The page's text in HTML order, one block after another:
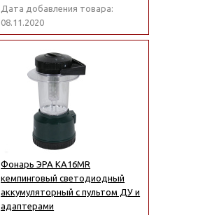
Дата добавления товара:
08.11.2020
Фонарь ЭРА KA16MR
кемпинговый светодиодный
аккумуляторный с пультом ДУ и
адаптерами